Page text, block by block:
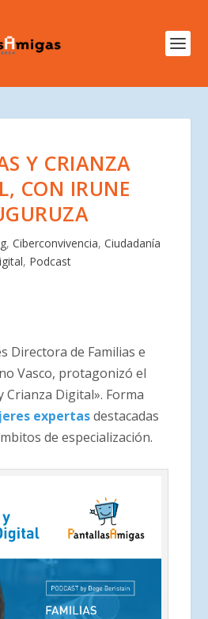
Y CRIANZA
CON IRUNE
, Ciberconvivencia, Ciudadanía
, Podcast
Directora de Familias e
Vasco, protagonizó el
Crianza Digital». Forma
expertasdestacadas
de especialización.